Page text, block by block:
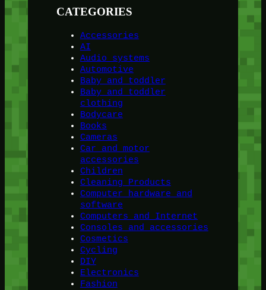
CATEGORIES
Accessories
AI
Audio systems
Automotive
Baby and toddler
Baby and toddler
clothing
Bodycare
Books
Cameras
Car and motor
accessories
Children
Cleaning Products
Computer hardware and
software
Computers and Internet
Consoles and accessories
Cosmetics
Cycling
DIY
Electronics
Fashion